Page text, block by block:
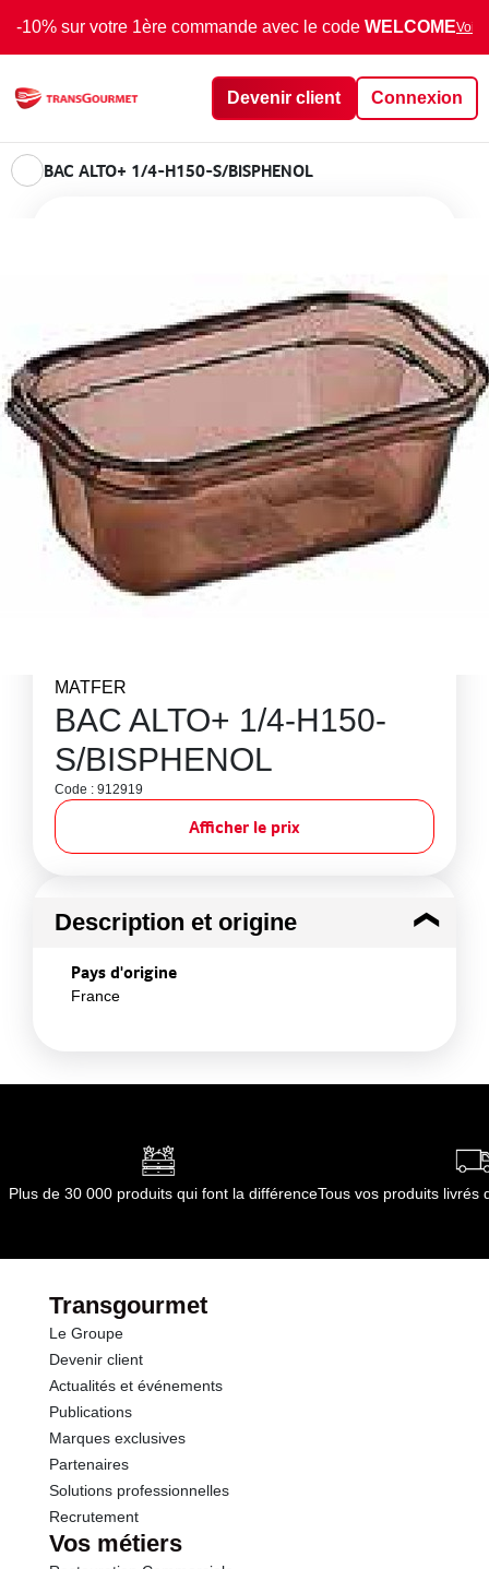
-10% sur votre 1ère commande avec le code WELCOMEVoir
Devenir client Connexion
BAC ALTO+ 1/4-H150-S/BISPHENOL
MATFER
BAC ALTO+ 1/4-H150-
S/BISPHENOL
Code : 912919
Afficher le prix
Description et origine
Pays d'origine
France
Plus de 30 000 produits qui font la différenceTous vos produits livrés
Transgourmet
Le Groupe
Devenir client
Actualités et événements
Publications
Marques exclusives
Partenaires
Solutions professionnelles
Recrutement
Vos métiers